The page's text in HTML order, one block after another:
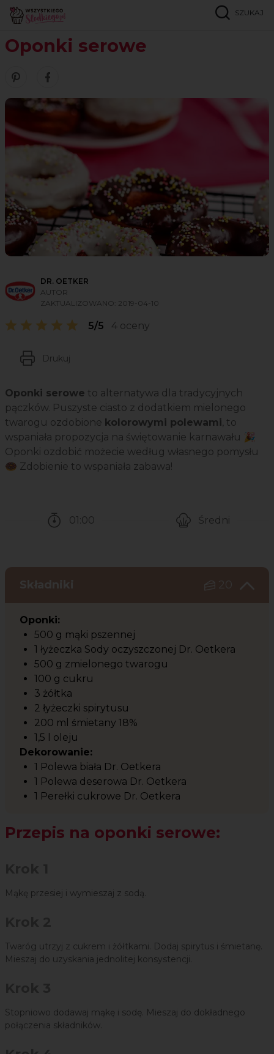
SZUKAJ
Strona główna Oponki serowe
Oponki serowe
Zobacz nasze piny w serwisie Pinterest
Udostępnij ten przepis w serwisie Facebook
DR. OETKER
AUTOR
ZAKTUALIZOWANO: 2019-04-10
5/5 4 oceny
Drukuj
Oponki serowe to alternatywa dla tradycyjnych
pączków. Puszyste ciasto z dodatkiem mielonego
twarogu ozdobione kolorowymi polewami, to
wspaniała propozycja na świętowanie karnawału 🎉
Oponki ozdobić możecie według własnego pomysłu
🍩 Zdobienie to wspaniała zabawa!
01:00
Średni
Składniki 20
Oponki:
500 g mąki pszennej
1 łyżeczka Sody oczyszczonej Dr. Oetkera
500 g zmielonego twarogu
100 g cukru
3 żółtka
2 łyżeczki spirytusu
200 ml śmietany 18%
1,5 l oleju
Dekorowanie:
1 Polewa biała Dr. Oetkera
1 Polewa deserowa Dr. Oetkera
1 Perełki cukrowe Dr. Oetkera
Przepis na oponki serowe:
Mąkę przesiej i wymieszaj z sodą.
Twaróg utrzyj z cukrem i żółtkami. Dodaj spirytus i śmietanę.
Mieszaj do uzyskania jednolitej konsystencji.
Stopniowo dodawaj mąkę i sodę. Mieszaj do dokładnego
połączenia składników.